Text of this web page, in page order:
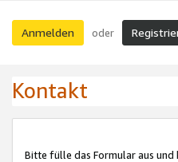
Anmelden oder
Kontakt
Bitte fülle das Formular aus und